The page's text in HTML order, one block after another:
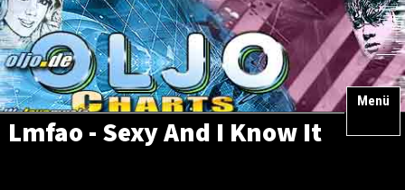
Menü
Lmfao - Sexy And I Know It